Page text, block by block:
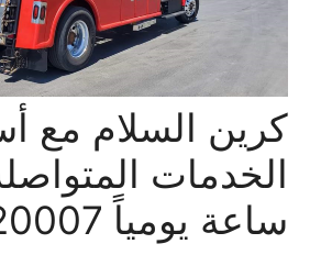
كرين السلام مع
ساعة يومياً 92220007